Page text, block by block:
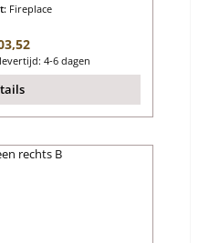
Fireplace
prijs:
4-6 dagen